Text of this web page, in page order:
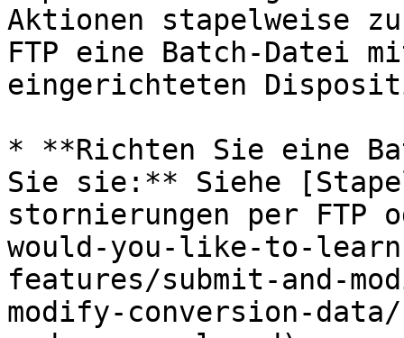
Aktionen stapelweise
FTP eine Batch-Datei
eingerichteten
* **Richten Sie eine
Sie sie:** Siehe
stornierungen per FTP
would-you-like-to-
features/submit-and-
modify-conversion-